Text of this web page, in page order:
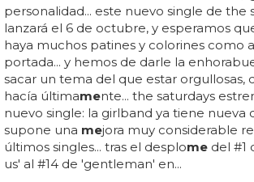
personalidad... este nuevo single de the
lanzará el 6 de octubre, y esperamos
haya muchos patines y colorines como
portada... y hemos de darle la
sacar un tema del que estar orgullosas,
hacía últimamente... the saturdays
nuevo single: la girlband ya tiene nueva
supone una mejora muy considerable
últimos singles... tras el desplome del #1
us' al #14 de 'gentleman' en...